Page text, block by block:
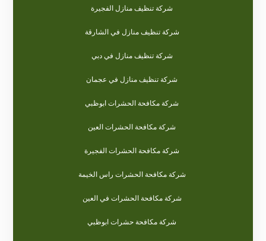
شركة تنظيف منازل الفجيرة
شركة تنظيف منازل في الشارقة
شركة تنظيف منازل في دبي
شركة تنظيف منازل في عجمان
شركة مكافحة الحشرات ابوظبي
شركة مكافحة الحشرات العين
شركة مكافحة الحشرات الفجيرة
شركة مكافحة الحشرات راس الخيمة
شركة مكافحة الحشرات في العين
شركة مكافحة حشرات ابوظبي